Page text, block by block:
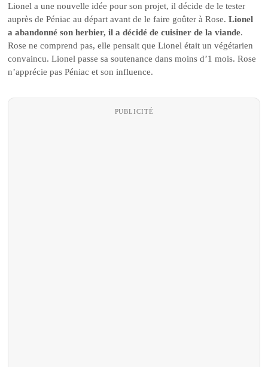
Lionel a une nouvelle idée pour son projet, il décide de le tester
auprès de Péniac au départ avant de le faire goûter à Rose.Lionel
a abandonné son herbier, il a décidé de cuisiner de la viande.
Rose ne comprend pas, elle pensait que Lionel était un végétarien
convaincu. Lionel passe sa soutenance dans moins d’1 mois. Rose
n’apprécie pas Péniac et son influence.
PUBLICITÉ